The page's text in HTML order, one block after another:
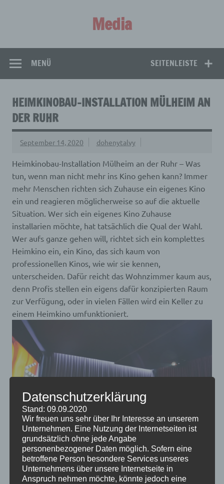
Media
SEITENLEISTE
MENÜ
HEIMKINOBAU-INSTALLATION MÜLHEIM AN
DER RUHR
September 14, 2020 dohenytalvy
Heimkinobau-Installation Mülheim an der Ruhr – Was
tun, wenn man nicht mehr ins Kino gehen kann? Immer
mehr Menschen richten sich Zuhause ein eigenes Kino
ein und reagieren möglicherweise so auf die aktuelle
Situation. Wer sich ein eigenes Kino Zuhause
installarien möchte, hat tatsächlich die Qual der Wahl.
Wer aufs ganze gehen will, richtet sich ein komplettes
Heimkino ein, ein Kino, das sich kaum von
professionellen Kinos, wie wir sie kennen,
unterscheiden. Dafür reicht das Wohnzimmer kaum aus,
denn Profis stellen ein eigens dafür konzipierten Raum
zur Verfügung, oder in vielen Fällen wird ein Keller zu
einem Heimkino umfunktioniert.
Heimkinobau-Installation Mülheim an der Ruhr
Datenschutzerklärung
Stand: 09.09.2020
Wir freuen uns sehr über Ihr Interesse an unserem
Unternehmen. Eine Nutzung der Internetseiten ist
grundsätzlich ohne jede Angabe
personenbezogener Daten möglich. Sofern eine
betroffene Person besondere Services unseres
Unternehmens über unsere Internetseite in
Anspruch nehmen möchte, könnte jedoch eine